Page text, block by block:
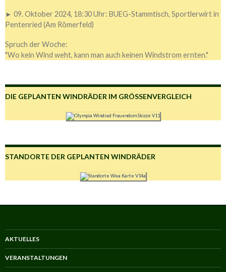
► 09. Oktober 2024, 18:30 Uhr: BUEG-Stammtisch, Sportlerwirt in
Pentenried (Am Römerfeld)
Spruch der Woche:
"Wo kein Wind weht, kann man auch keinen Windstrom ernten."
DIE GEPLANTEN WINDRÄDER IM GRÖSSENVERGLEICH
STANDORTE DER GEPLANTEN WINDRÄDER
AKTUELLES
VERANSTALTUNGEN